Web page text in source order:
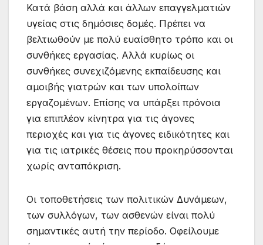
Κατά βάση αλλά και άλλων επαγγελματιών
υγείας στις δημόσιες δομές. Πρέπει να
βελτιωθούν με πολύ ευαίσθητο τρόπο και οι
συνθήκες εργασίας. Αλλά κυρίως οι
συνθήκες συνεχιζόμενης εκπαίδευσης και
αμοιβής γιατρών και των υπολοίπων
εργαζομένων. Επίσης να υπάρξει πρόνοια
για επιπλέον κίνητρα για τις άγονες
περιοχές και για τις άγονες ειδικότητες και
για τις ιατρικές θέσεις που προκηρύσσονται
χωρίς ανταπόκριση.
Οι τοποθετήσεις των πολιτικών Δυνάμεων,
των συλλόγων, των ασθενών είναι πολύ
σημαντικές αυτή την περίοδο. Οφείλουμε